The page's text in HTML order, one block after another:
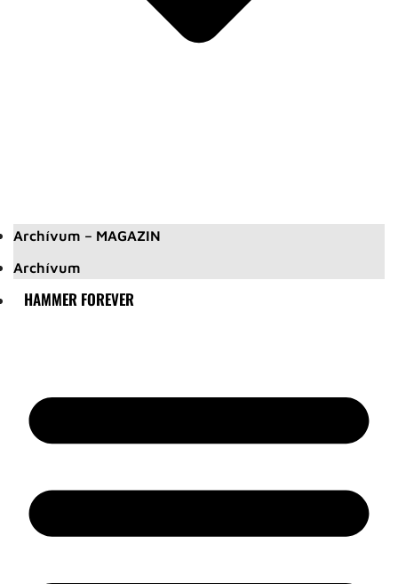
Archívum – MAGAZIN
Archívum
HAMMER FOREVER